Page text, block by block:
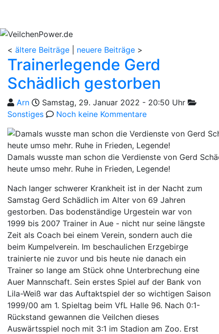
< ältere Beiträge neuere Beiträge >
Trainerlegende Gerd
Schädlich gestorben
Geschrieben von
Arn am Samstag, 29. Januar 2022 - 20:50 Uhr
Sonstiges
Noch keine Kommentare
Damals wusste man schon die Verdienste von Gerd
heute umso mehr. Ruhe in Frieden, Legende!
Nach langer schwerer Krankheit ist in der Nacht zum
Samstag Gerd Schädlich im Alter von 69 Jahren
gestorben. Das bodenständige Urgestein war von
1999 bis 2007 Trainer in Aue - nicht nur seine längste
Zeit als Coach bei einem Verein, sondern auch die
beim Kumpelverein. Im beschaulichen Erzgebirge
trainierte nie zuvor und bis heute nie danach ein
Trainer so lange am Stück ohne Unterbrechung eine
Auer Mannschaft. Sein erstes Spiel auf der Bank von
Lila-Weiß war das Auftaktspiel der so wichtigen Saison
1999/00 am 1. Spieltag beim VfL Halle 96. Nach 0:1-
Rückstand gewannen die Veilchen dieses
Auswärtsspiel noch mit 3:1 im Stadion am Zoo. Erst